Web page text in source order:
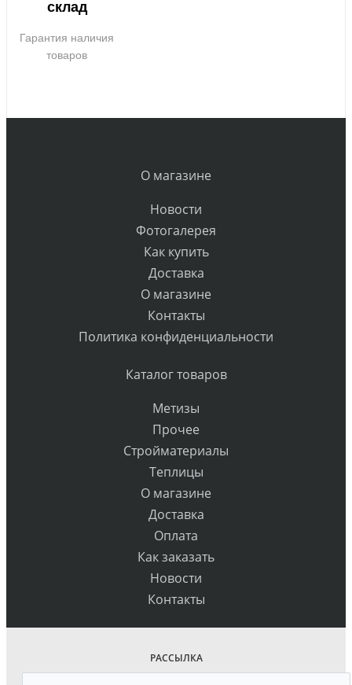
склад
Гарантия наличия
товаров
О магазине
Новости
Фотогалерея
Как купить
Доставка
О магазине
Контакты
Политика конфиденциальности
Каталог товаров
Метизы
Прочее
Стройматериалы
Теплицы
О магазине
Доставка
Оплата
Как заказать
Новости
Контакты
РАССЫЛКА